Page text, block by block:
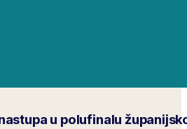
u polufinalu